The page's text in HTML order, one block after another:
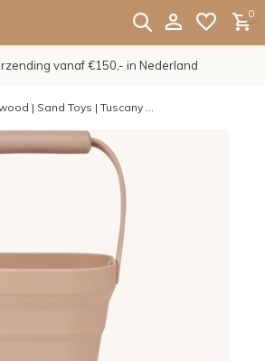
0
vanaf €150,- in Nederland
| Sand Toys | Tuscany ...